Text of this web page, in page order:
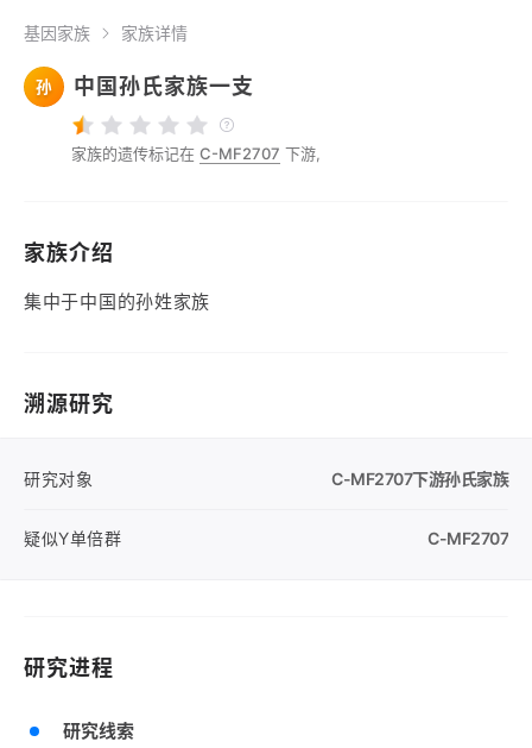
基因家族 家族详情
孙 中国孙氏家族一支
家族的遗传标记在 C-MF2707 下游,
家族介绍
集中于中国的孙姓家族
溯源研究
研究对象 C-MF2707下游孙氏家族
疑似Y单倍群 C-MF2707
研究进程
研究线索